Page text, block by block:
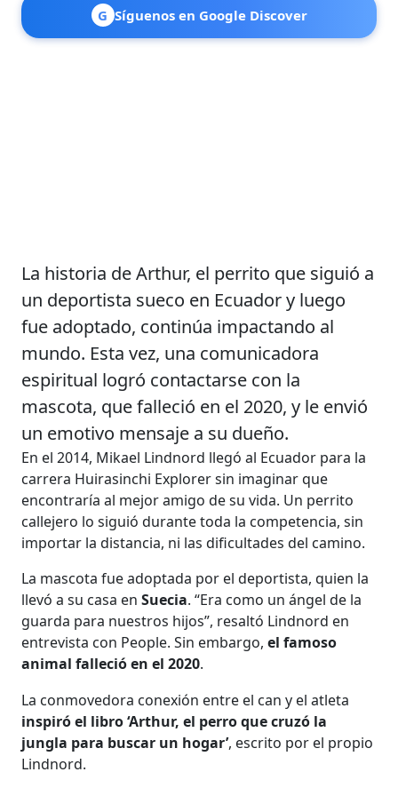
G Síguenos en Google Discover
La historia de Arthur, el perrito que siguió a
un deportista sueco en Ecuador y luego
fue adoptado, continúa impactando al
mundo. Esta vez, una comunicadora
espiritual logró contactarse con la
mascota, que falleció en el 2020, y le envió
un emotivo mensaje a su dueño.
En el 2014, Mikael Lindnord llegó al Ecuador para la
carrera Huirasinchi Explorer sin imaginar que
encontraría al mejor amigo de su vida. Un perrito
callejero lo siguió durante toda la competencia, sin
importar la distancia, ni las dificultades del camino.
La mascota fue adoptada por el deportista, quien la
llevó a su casa enSuecia. “Era como un ángel de la
guarda para nuestros hijos”, resaltó Lindnord en
entrevista con People. Sin embargo,el famoso
animal falleció en el 2020.
La conmovedora conexión entre el can y el atleta
inspiró el libro ‘Arthur, el perro que cruzó la
jungla para buscar un hogar’, escrito por el propio
Lindnord.